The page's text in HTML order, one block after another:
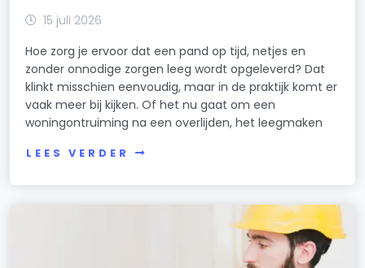
15 juli 2026
Hoe zorg je ervoor dat een pand op tijd, netjes en
zonder onnodige zorgen leeg wordt opgeleverd? Dat
klinkt misschien eenvoudig, maar in de praktijk komt er
vaak meer bij kijken. Of het nu gaat om een
woningontruiming na een overlijden, het leegmaken
LEES VERDER